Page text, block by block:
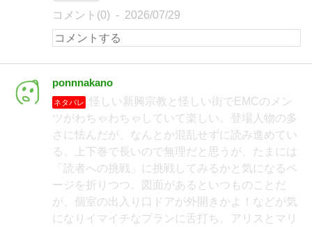
コメント(0) 2026/07/29
ponnnakano
ネタバレ
怪しい新興宗教と怪しい街でEMCのメン
ツがわちゃわちゃしていて楽しい。登場人物の多
さに怯んだが、なんとか混乱せずに読み進めてい
る。上下巻で長いので無理だと思うが、たまには
「読者への挑戦」に挑戦してみるかと気になるペ
ージを折りつつ。図面があるといつものことだ
が、個室の出入り口ドアが外開きかよ！などが気
になりイマイチなプランに舌打ち。アリスとマリ